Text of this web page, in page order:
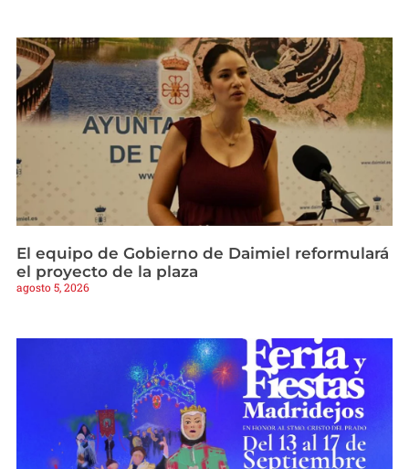
El equipo de Gobierno de Daimiel reformulará
el proyecto de la plaza
agosto 5, 2026